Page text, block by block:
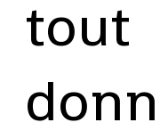
tout